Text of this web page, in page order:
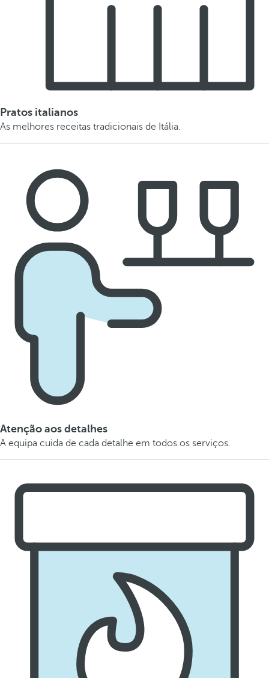
Pratos italianos
As melhores receitas tradicionais de Itália.
Atenção aos detalhes
A equipa cuida de cada detalhe em todos os serviços.